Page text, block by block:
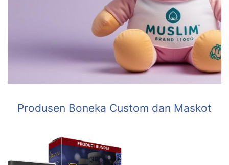
Produsen Boneka Custom dan Maskot